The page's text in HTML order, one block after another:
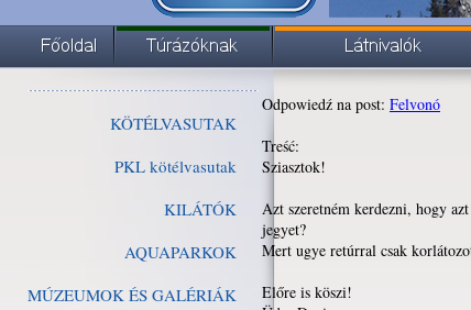
KÖTÉLVASUTAK
PKL kötélvasutak
KILÁTÓK
AQUAPARKOK
MÚZEUMOK ÉS GALÉRIÁK
Odpowiedź na post: Felvonó
Treść:
Sziasztok!
Azt szeretném kerdezni, hogy
jegyet?
Mert ugye retúrral csak
Előre is köszi!